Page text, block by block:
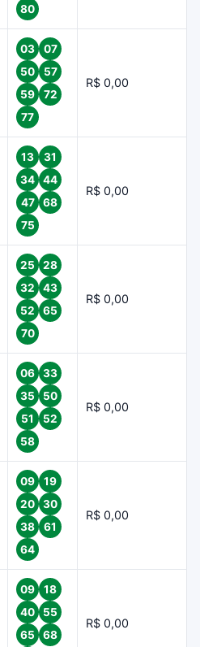
80
03
07
50
57
59
72
77
R$ 0,00
13
31
34
44
47
68
75
R$ 0,00
25
28
32
43
52
65
70
R$ 0,00
06
33
35
50
51
52
58
R$ 0,00
09
19
20
30
38
61
64
R$ 0,00
09
18
40
55
65
68
R$ 0,00